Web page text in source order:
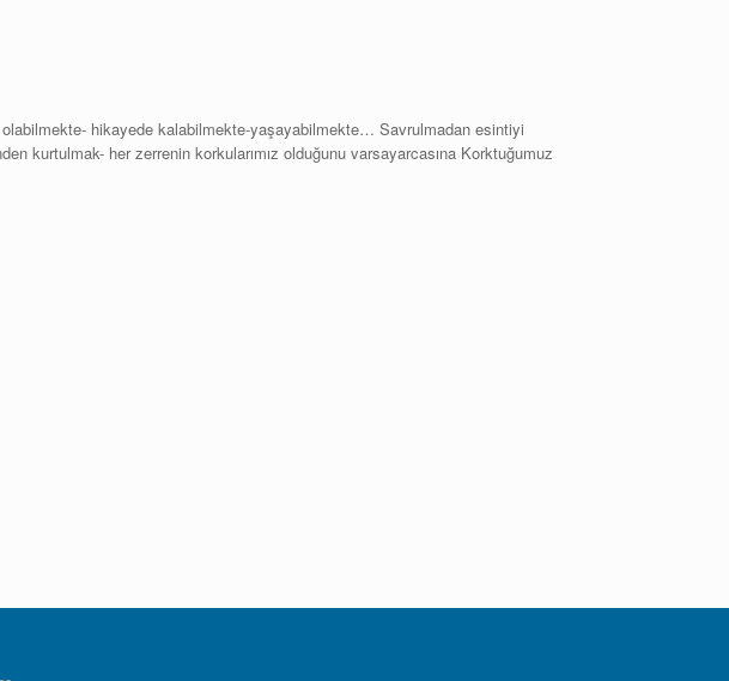
hikayede kalabilmekte-yaşayabilmekte… Savrulmadan esintiyi
kurtulmak- her zerrenin korkularımız olduğunu varsayarcasına Korktuğumuz